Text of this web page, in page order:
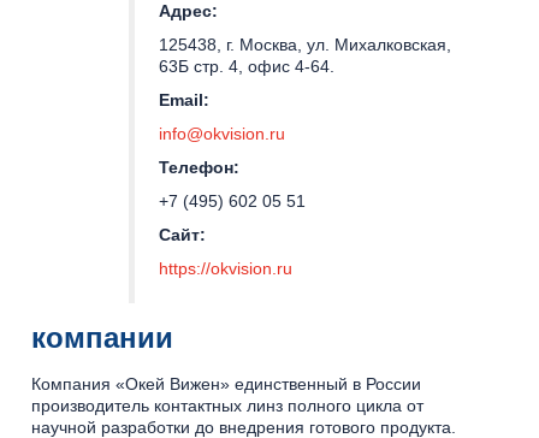
Адрес:
125438, г. Москва, ул. Михалковская,
63Б стр. 4, офис 4-64.
Email:
info@okvision.ru
Телефон:
+7 (495) 602 05 51
Сайт:
https://okvision.ru
компании
Компания «Окей Вижен» единственный в России
производитель контактных линз полного цикла от
научной разработки до внедрения готового продукта.